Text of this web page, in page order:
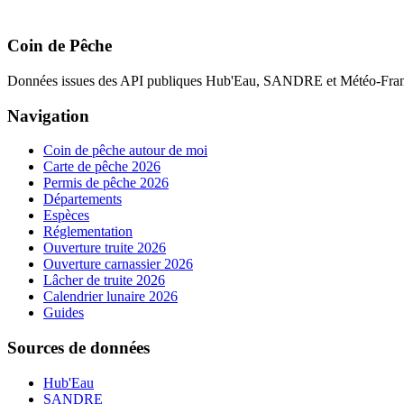
Coin de Pêche
Données issues des API publiques Hub'Eau, SANDRE et Météo-
Navigation
Coin de pêche autour de moi
Carte de pêche 2026
Permis de pêche 2026
Départements
Espèces
Réglementation
Ouverture truite 2026
Ouverture carnassier 2026
Lâcher de truite 2026
Calendrier lunaire 2026
Guides
Sources de données
Hub'Eau
SANDRE